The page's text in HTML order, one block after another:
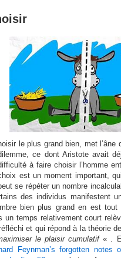
le plus grand bien, met l’âne
ce dont Aristote avait
à faire choisir l’homme
est un moment important, qui
se répéter un nombre
des individus manifestent
bien plus grand en est
un temps relativement court
et qui répond à la théorie
le plaisir cumulatif« .
Feynman’s forgotten notes